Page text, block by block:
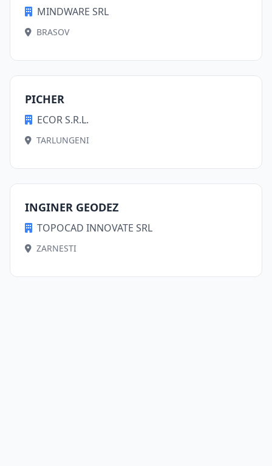
MINDWARE SRL
BRASOV
PICHER
ECOR S.R.L.
TARLUNGENI
INGINER GEODEZ
TOPOCAD INNOVATE SRL
ZARNESTI